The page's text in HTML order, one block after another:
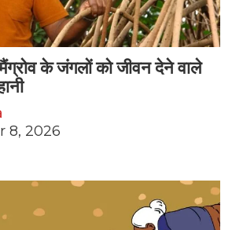
के जंगलों को जीवन देने वाले
8, 2026